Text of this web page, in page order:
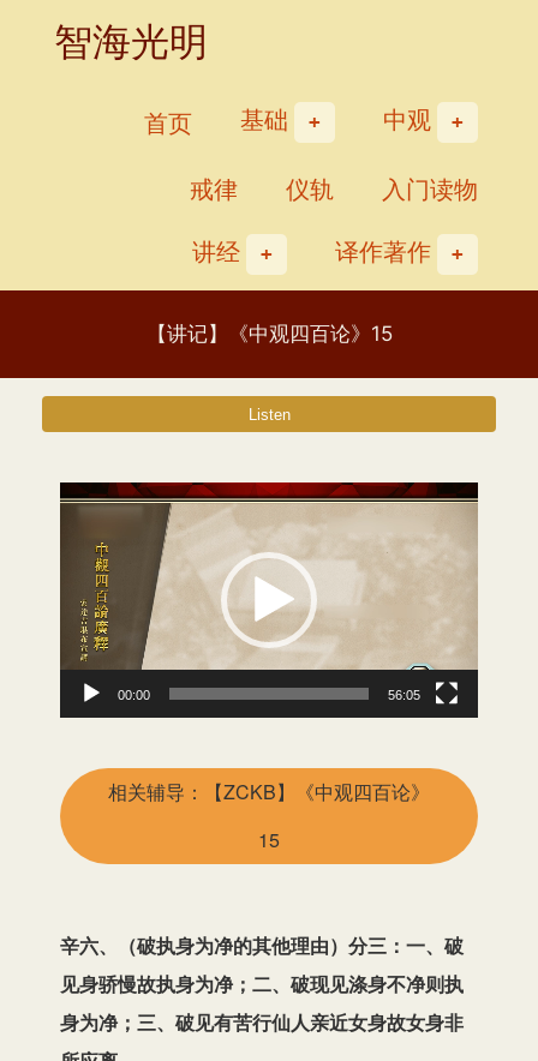
智海光明
首页 基础
中观
戒律
仪轨
入门读物
讲经
译作著作
【讲记】《中观四百论》15
视
00:00 56:05
相关辅导：【ZCKB】《中观四百论》
15
辛六、（破执身为净的其他理由）分三：一、破
见身骄慢故执身为净；二、破现见涤身不净则执
身为净；三、破见有苦行仙人亲近女身故女身非